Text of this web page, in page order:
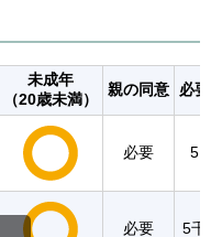
未成年
（20歳未満）
親の同意 必
必要 5
必要 5千